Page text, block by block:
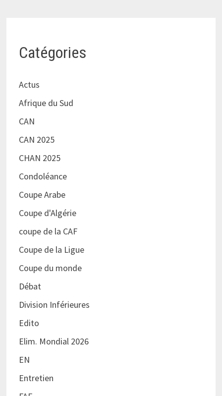
Catégories
Actus
Afrique du Sud
CAN
CAN 2025
CHAN 2025
Condoléance
Coupe Arabe
Coupe d'Algérie
coupe de la CAF
Coupe de la Ligue
Coupe du monde
Débat
Division Inférieures
Edito
Elim. Mondial 2026
EN
Entretien